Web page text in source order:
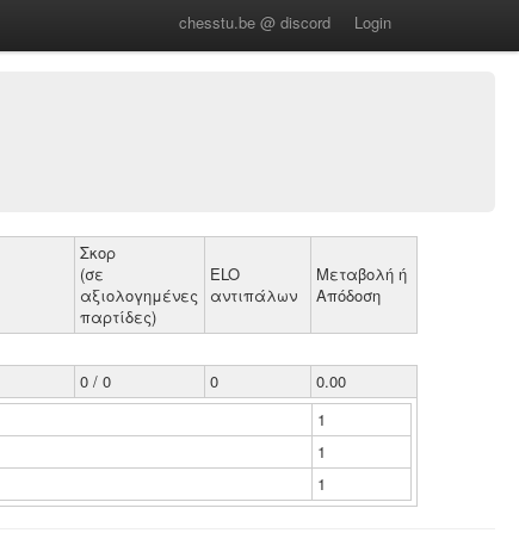
chesstu.be @ discord Login
Σκορ
(σε
αξιολογημένες
παρτίδες)
ELO
αντιπάλων
Μεταβολή ή
Απόδοση
0 / 0 0
0.00
1
1
1